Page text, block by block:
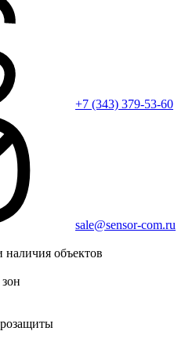
+7 (343) 379-53-60
sale@sensor-com.ru
объектов